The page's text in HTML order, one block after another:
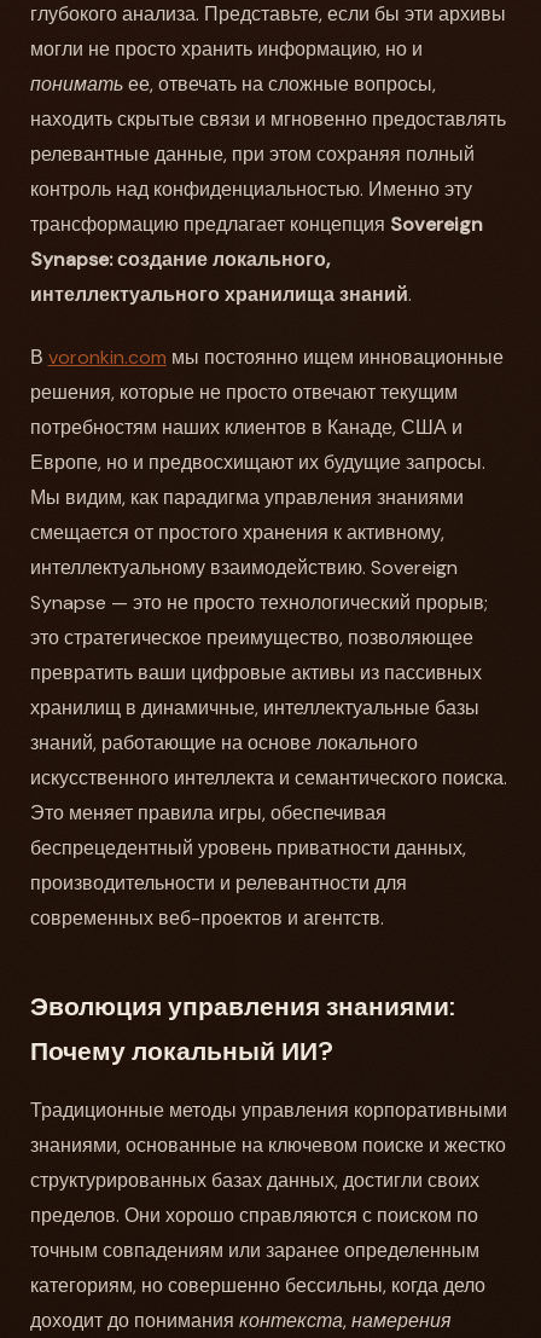
глубокого анализа. Представьте, если бы эти архивы
могли не просто хранить информацию, но и
пониматьее, отвечать на сложные вопросы,
находить скрытые связи и мгновенно предоставлять
релевантные данные, при этом сохраняя полный
контроль над конфиденциальностью. Именно эту
трансформацию предлагает концепция Sovereign
Synapse: создание локального,
интеллектуального хранилища знаний.
В voronkin.com мы постоянно ищем инновационные
решения, которые не просто отвечают текущим
потребностям наших клиентов в Канаде, США и
Европе, но и предвосхищают их будущие запросы.
Мы видим, как парадигма управления знаниями
смещается от простого хранения к активному,
интеллектуальному взаимодействию. Sovereign
Synapse — это не просто технологический прорыв;
это стратегическое преимущество, позволяющее
превратить ваши цифровые активы из пассивных
хранилищ в динамичные, интеллектуальные базы
знаний, работающие на основе локального
искусственного интеллекта и семантического поиска.
Это меняет правила игры, обеспечивая
беспрецедентный уровень приватности данных,
производительности и релевантности для
современных веб-проектов и агентств.
Эволюция управления знаниями:
Почему локальный ИИ?
Традиционные методы управления корпоративными
знаниями, основанные на ключевом поиске и жестко
структурированных базах данных, достигли своих
пределов. Они хорошо справляются с поиском по
точным совпадениям или заранее определенным
категориям, но совершенно бессильны, когда дело
доходит до понимания контекста,намерения